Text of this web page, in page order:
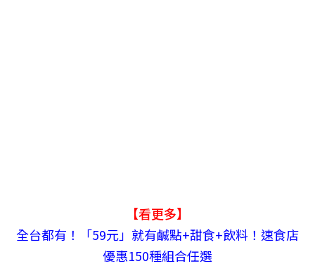
【看更多】
全台都有！「59元」就有鹹點+甜食+飲料！速食店
優惠150種組合任選